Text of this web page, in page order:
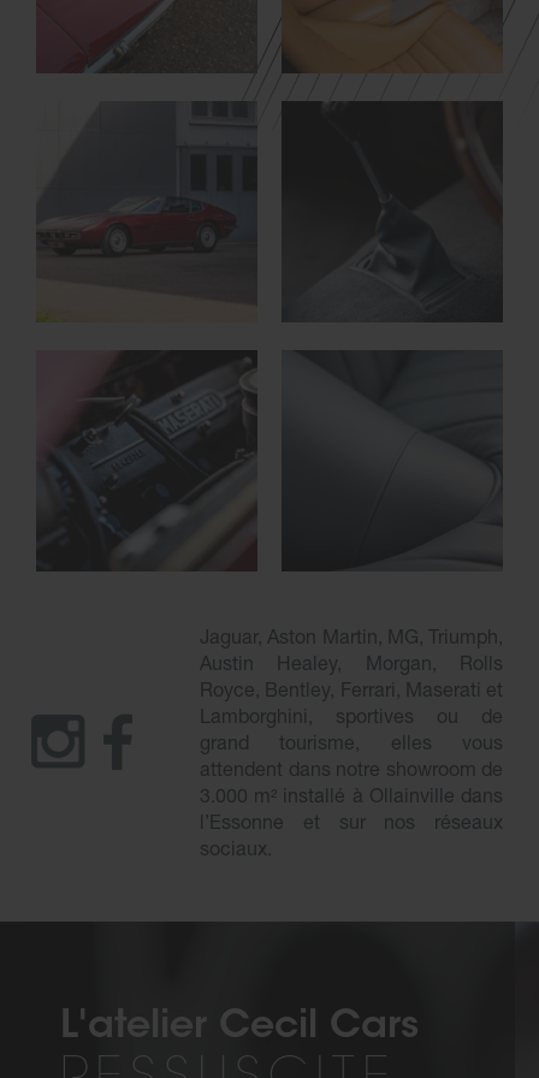
Jaguar, Aston Martin, MG, Triumph,
Austin Healey, Morgan, Rolls
Royce, Bentley, Ferrari, Maserati et
Lamborghini, sportives ou de
grand tourisme, elles vous
attendent dans notre showroom de
3.000 m² installé à Ollainville dans
l’Essonne et sur nos réseaux
sociaux.
L'atelier Cecil Cars